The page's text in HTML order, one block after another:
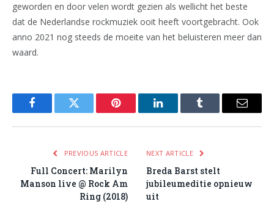
geworden en door velen wordt gezien als wellicht het beste
dat de Nederlandse rockmuziek ooit heeft voortgebracht. Ook
anno 2021 nog steeds de moeite van het beluisteren meer dan
waard.
FacebookTwitter Pinterest LinkedInTumblr Email
PREVIOUS ARTICLE
Full Concert: Marilyn
Manson live @ Rock Am
Ring (2018)
NEXT ARTICLE
Breda Barst stelt
jubileumeditie opnieuw
uit